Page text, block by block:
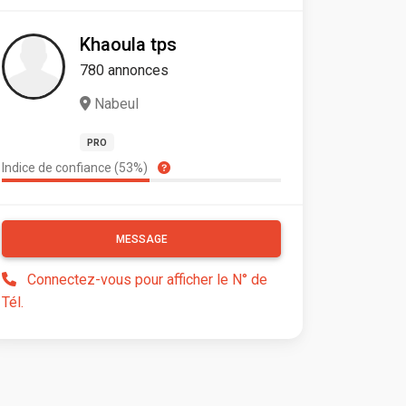
Khaoula tps
780 annonces
Nabeul
PRO
Indice de confiance (53%)
MESSAGE
Connectez-vous pour afficher le N° de
Tél.